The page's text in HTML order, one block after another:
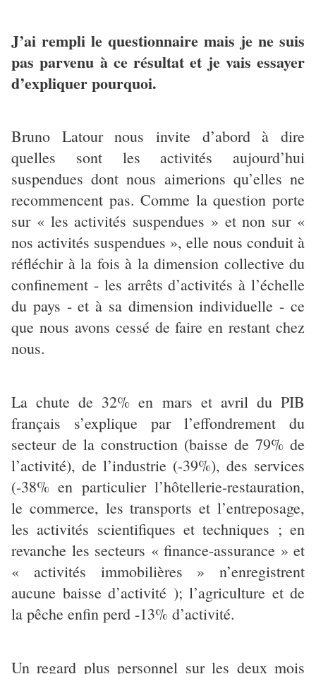
J’ai rempli le questionnaire mais je ne suis
pas parvenu à ce résultat et je vais essayer
d’expliquer pourquoi.
Bruno Latour nous invite d’abord à dire
quelles sont les activités aujourd’hui
suspendues dont nous aimerions qu’elles ne
recommencent pas. Comme la question porte
sur « les activités suspendues » et non sur «
nos activités suspendues », elle nous conduit à
réfléchir à la fois à la dimension collective du
confinement - les arrêts d’activités à l’échelle
du pays - et à sa dimension individuelle - ce
que nous avons cessé de faire en restant chez
nous.
La chute de 32% en mars et avril du PIB
français s’explique par l’effondrement du
secteur de la construction (baisse de 79% de
l’activité), de l’industrie (-39%), des services
(-38% en particulier l’hôtellerie-restauration,
le commerce, les transports et l’entreposage,
les activités scientifiques et techniques ; en
revanche les secteurs « finance-assurance » et
« activités immobilières » n’enregistrent
aucune baisse d’activité ); l’agriculture et de
la pêche enfin perd -13% d’activité.
Un regard plus personnel sur les deux mois